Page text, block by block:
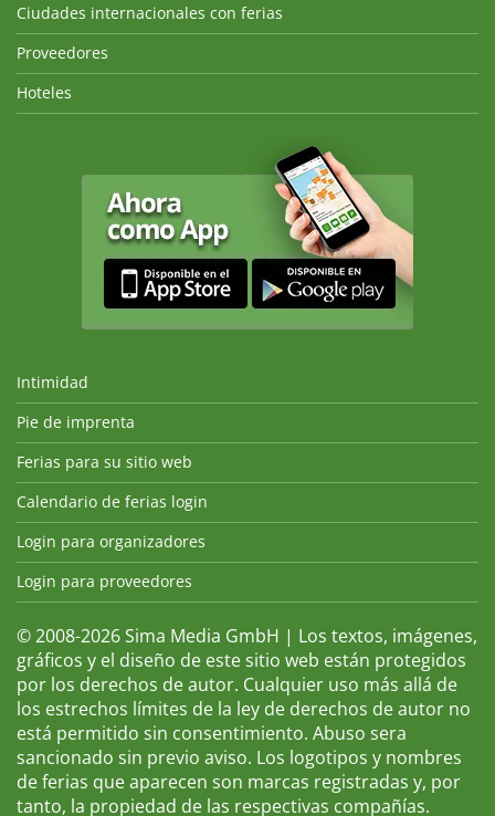
Ciudades internacionales con ferias
Proveedores
Hoteles
Intimidad
Pie de imprenta
Ferias para su sitio web
Calendario de ferias login
Login para organizadores
Login para proveedores
© 2008-2026 Sima Media GmbH | Los textos, imágenes,
gráficos y el diseño de este sitio web están protegidos
por los derechos de autor. Cualquier uso más allá de
los estrechos límites de la ley de derechos de autor no
está permitido sin consentimiento. Abuso sera
sancionado sin previo aviso. Los logotipos y nombres
de ferias que aparecen son marcas registradas y, por
tanto, la propiedad de las respectivas compañías.